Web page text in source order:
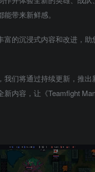
带来新鲜感。
富的沉浸式内容和改进，助
我们将通过持续更新，推出
新内容，让《Teamfight